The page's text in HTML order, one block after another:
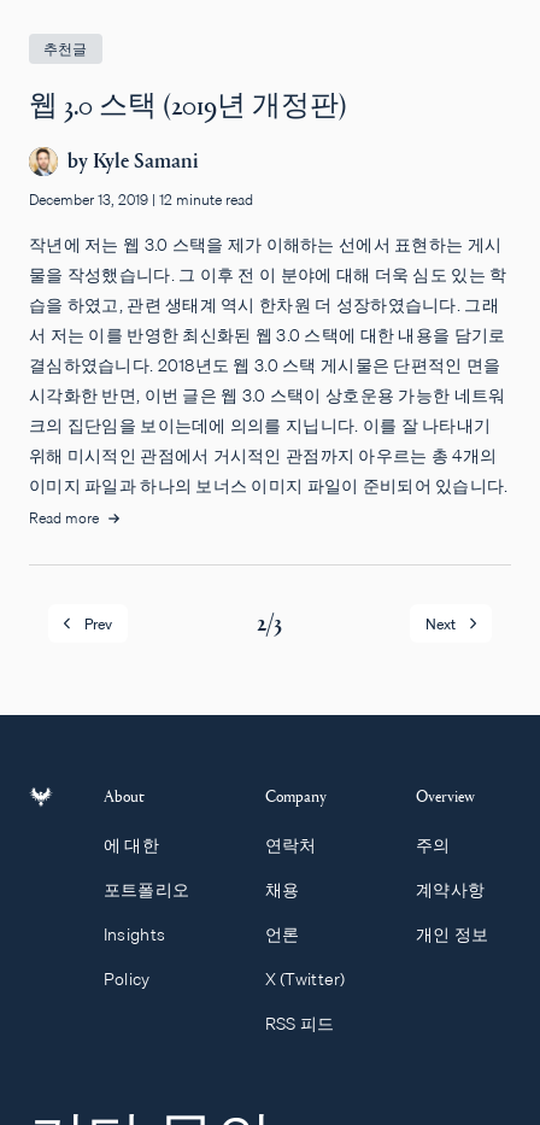
추천글
웹 3.0 스택 (2019년 개정판)
by Kyle Samani
December 13, 2019 | 12 minute read
작년에 저는 웹 3.0 스택을 제가 이해하는 선에서 표현하는 게시
물을 작성했습니다. 그 이후 전 이 분야에 대해 더욱 심도 있는 학
습을 하였고, 관련 생태계 역시 한차원 더 성장하였습니다. 그래
서 저는 이를 반영한 최신화된 웹 3.0 스택에 대한 내용을 담기로
결심하였습니다. 2018년도 웹 3.0 스택 게시물은 단편적인 면을
시각화한 반면, 이번 글은 웹 3.0 스택이 상호운용 가능한 네트워
크의 집단임을 보이는데에 의의를 지닙니다. 이를 잘 나타내기
위해 미시적인 관점에서 거시적인 관점까지 아우르는 총 4개의
이미지 파일과 하나의 보너스 이미지 파일이 준비되어 있습니다.
Read more
Prev 2/3 Next
About
에 대한
포트폴리오
Insights
Policy
Company
연락처
채용
언론
X (Twitter)
RSS 피드
Overview
주의
계약사항
개인 정보